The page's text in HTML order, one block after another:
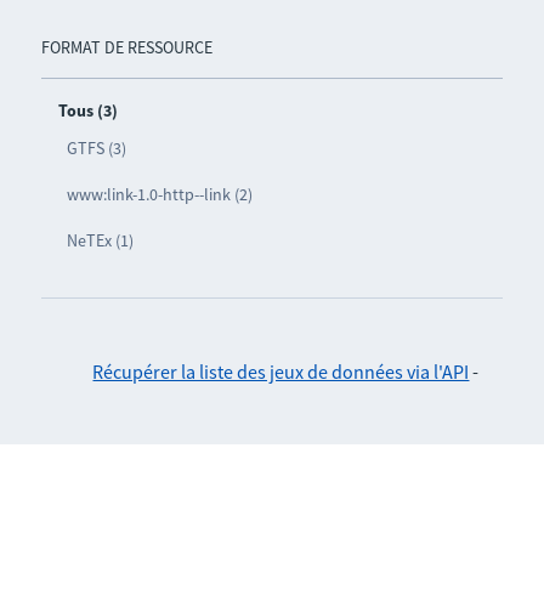
FORMAT DE RESSOURCE
Tous (3)
GTFS (3)
www:link-1.0-http--link (2)
NeTEx (1)
Récupérer la liste des jeux de données via l'API -